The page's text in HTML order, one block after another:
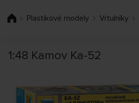
Plastikové modely Vrtulníky
1:48 Kamov Ka-52